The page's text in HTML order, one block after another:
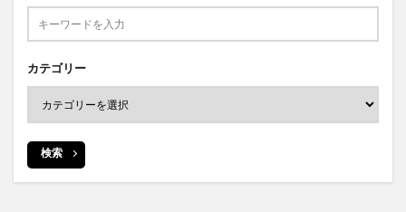
カテゴリー
検索